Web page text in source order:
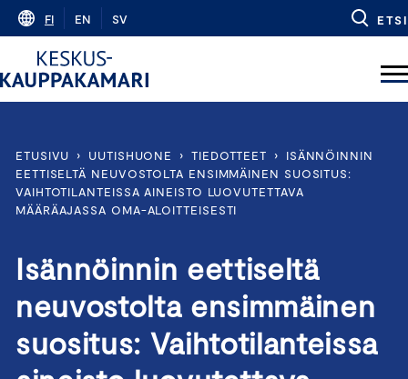
Skip
content
FI EN SV ETSI
ETUSIVU › UUTISHUONE › TIEDOTTEET ›
ISÄNNÖINNIN
EETTISELTÄ NEUVOSTOLTA ENSIMMÄINEN SUOSITUS:
VAIHTOTILANTEISSA AINEISTO LUOVUTETTAVA
MÄÄRÄAJASSA OMA-ALOITTEISESTI
Isännöinnin eettiseltä
neuvostolta ensimmäinen
suositus: Vaihtotilanteissa